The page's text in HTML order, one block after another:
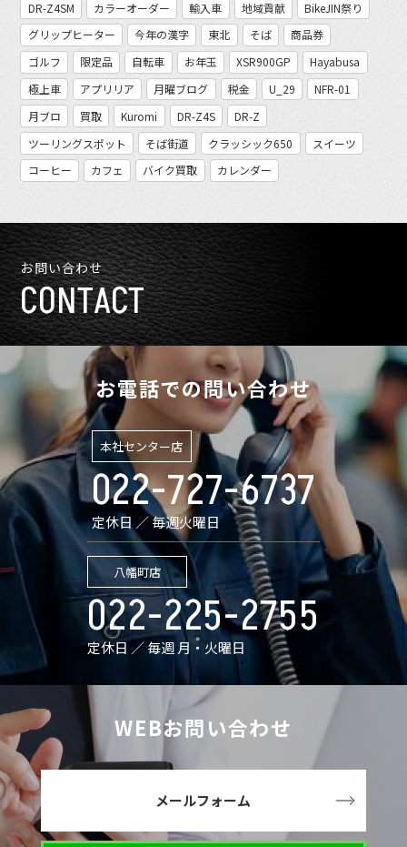
DR-Z4SM
カラーオーダー 輸入車 地域貢献
BikeJIN祭り
グリップヒーター
今年の漢字 東北 そば
商品券
ゴルフ
限定品 自転車 お年玉 XSR900GP
Hayabusa
極上車
アプリリア 月曜ブログ 税金 U_29
NFR-01
月ブロ
買取 Kuromi DR-Z4S
DR-Z
ツーリングスポット
そば街道 クラッシック650
スイーツ
コーヒー
カフェ バイク買取 カレンダー
お問い合わせ
CONTACT
お電話での問い合わせ
本社センター店
022-727-6737
定休日 ／ 毎週火曜日
八幡町店
022-225-2755
定休日 ／ 毎週 月・火曜日
WEBお問い合わせ
メールフォーム